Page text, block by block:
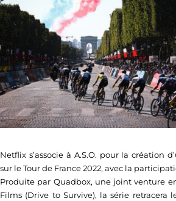
Netflix s’associe à A.S.O. pour la création
sur le Tour de France 2022, avec la
Produite par Quadbox, une joint venture
Films (Drive to Survive), la série retracera